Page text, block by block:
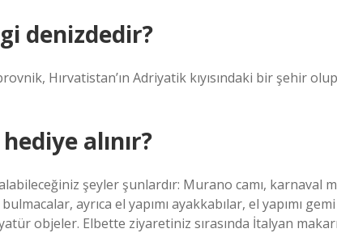
denizdedir?
Hırvatistan’ın Adriyatik kıyısındaki bir şehir
alınır?
şeyler şunlardır: Murano camı, karnaval
ayrıca el yapımı ayakkabılar, el yapımı
objeler. Elbette ziyaretiniz sırasında İtalyan